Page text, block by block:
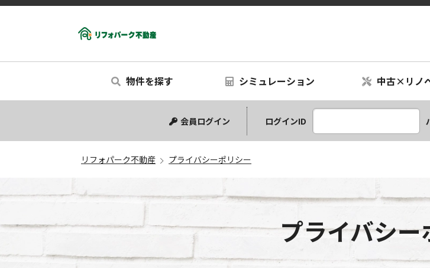
物件を探す
中古一戸建て
中古マンション
新築一戸建て
シミュレーション
シミュレーション
リノベーションプラン
中古×リノ
会員ログイン ログインID
リフォパーク不動産 プライバシーポリシー
プライバシー